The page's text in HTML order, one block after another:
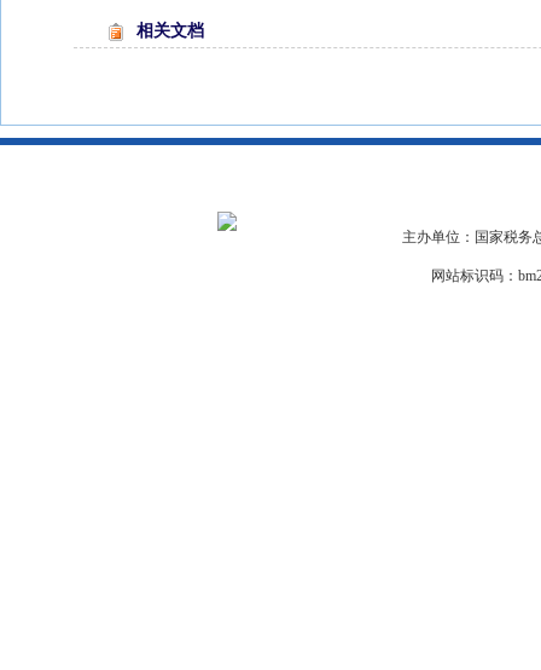
相关文档
主办单位：国家税务
网站标识码：